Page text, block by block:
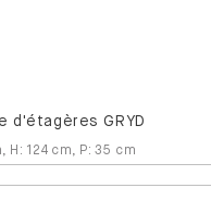
d'étagères GRYD
H : 124 cm P: 35 cm